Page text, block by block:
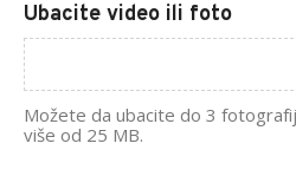
Ubacite video ili foto
Možete da ubacite do 3
više od 25 MB.